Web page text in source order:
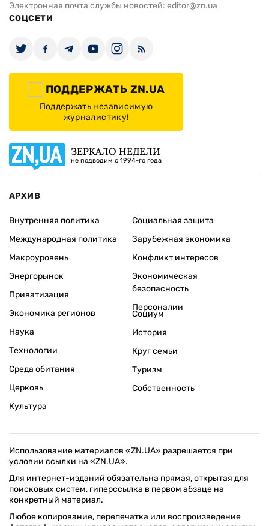
Электронная почта службы новостей: editor@zn.ua
СОЦСЕТИ
ПОДДЕРЖАТЬ ZN.UA
Поддержать независимую
журналистику!
ЗЕРКАЛО НЕДЕЛИ
не подводим с 1994-го года
АРХИВ
Внутренняя политика
Международная политика
Макроуровень
Энергорынок
Приватизация
Экономика регионов
Социальная защита
Зарубежная экономика
Конфликт интересов
Экономическая
безопасность
Персоналии
Наука
Технологии
Среда обитания
Церковь
Культура
Социум
История
Круг семьи
Туризм
Собственность
Использование материалов «ZN.UA» разрешается при
условии ссылки на «ZN.UA».
Для интернет-изданий обязательна прямая, открытая для
поисковых систем, гиперссылка в первом абзаце на
конкретный материал.
Любое копирование, перепечатка или воспроизведение